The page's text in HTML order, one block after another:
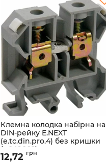
Клемна колодка набірна на
DIN-рейку E.NEXT
(e.tc.din.pro.4) без кришки
(p049002)
Артикул:
12,72 грн